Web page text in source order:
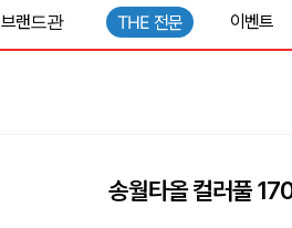
브랜드관 THE 전문 이벤트
송월타올 컬러풀